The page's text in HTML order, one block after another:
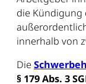
die Kündigung
innerhalb von
Die
§ 179 Abs. 3